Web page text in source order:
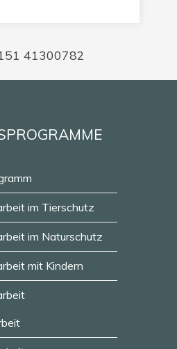
41300782
im Tierschutz
im Naturschutz
mit Kindern